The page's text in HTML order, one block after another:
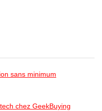
sans minimum
chez GeekBuying